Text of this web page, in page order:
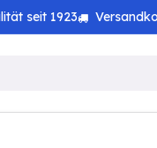
seit 1923